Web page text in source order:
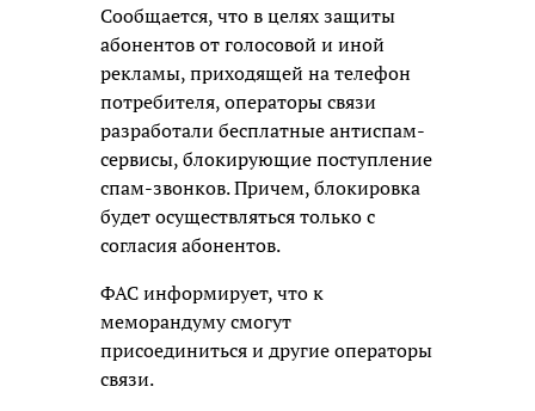
Сообщается, что в целях защиты
абонентов от голосовой и иной
рекламы, приходящей на телефон
потребителя, операторы связи
разработали бесплатные антиспам-
сервисы, блокирующие поступление
спам-звонков. Причем, блокировка
будет осуществляться только с
согласия абонентов.
ФАС информирует, что к
меморандуму смогут
присоединиться и другие операторы
связи.